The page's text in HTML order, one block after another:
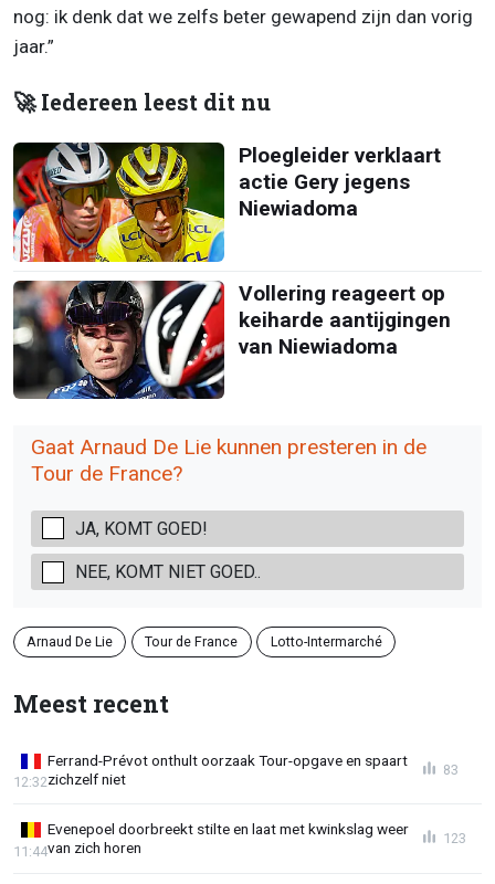
nog: ik denk dat we zelfs beter gewapend zijn dan vorig
jaar.”
🚀 Iedereen leest dit nu
Ploegleider verklaart
actie Gery jegens
Niewiadoma
Vollering reageert op
keiharde aantijgingen
van Niewiadoma
Gaat Arnaud De Lie kunnen presteren in de
Tour de France?
JA, KOMT GOED!
NEE, KOMT NIET GOED..
Arnaud De Lie Tour de France Lotto-Intermarché
Meest recent
Ferrand-Prévot onthult oorzaak Tour-opgave en spaart
zichzelf niet
12:32
83
Evenepoel doorbreekt stilte en laat met kwinkslag weer
van zich horen
11:44
123